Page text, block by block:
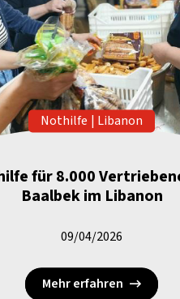
Nothilfe | Libanon
für 8.000
Baalbek im Libanon
09/04/2026
Mehr erfahren